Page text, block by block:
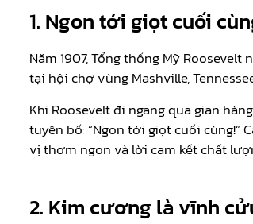
1. Ngon tới giọt cuối
Năm 1907, Tổng thống Mỹ
tại hội chợ vùng Mashville,
Khi Roosevelt đi ngang qua gian
tuyên bố: “Ngon tới giọt cuối cùng!”
vị thơm ngon và lời cam kết chất
2. Kim cương là vĩnh